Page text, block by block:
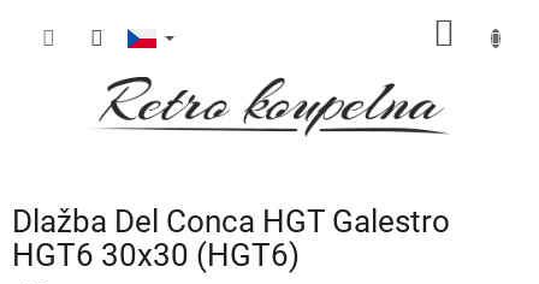
Dlažba Del Conca HGT Galestro
HGT6 30x30 (HGT6)